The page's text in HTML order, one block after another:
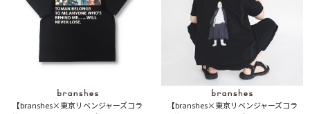
【branshes×東京リベンジャーズコラ
【branshes×東京リベンジャーズコラ